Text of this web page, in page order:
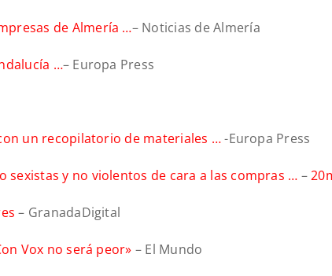
de Almería …– Noticias de Almería
…– Europa Press
un recopilatorio de materiales …-Europa Press
y no violentos de cara a las compras … –
– GranadaDigital
Vox no será peor» – El Mundo